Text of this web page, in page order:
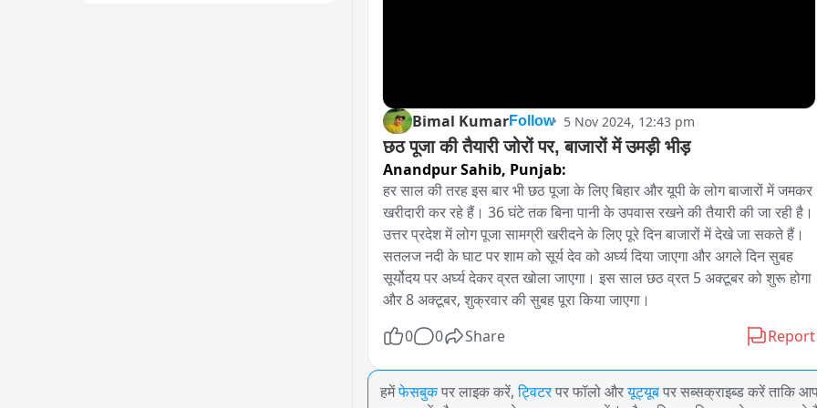
Bimal KumarFollow 5 Nov 2024, 12:43 pm
छठ पूजा की तैयारी जोरों पर, बाजारों में उमड़ी भीड़
Anandpur Sahib, Punjab:
हर साल की तरह इस बार भी छठ पूजा के लिए बिहार और यूपी के लोग बाजारों में जमकर
खरीदारी कर रहे हैं। 36 घंटे तक बिना पानी के उपवास रखने की तैयारी की जा रही है।
उत्तर प्रदेश में लोग पूजा सामग्री खरीदने के लिए पूरे दिन बाजारों में देखे जा सकते हैं।
सतलज नदी के घाट पर शाम को सूर्य देव को अर्घ्य दिया जाएगा और अगले दिन सुबह
सूर्योदय पर अर्घ्य देकर व्रत खोला जाएगा। इस साल छठ व्रत 5 अक्टूबर को शुरू होगा
और 8 अक्टूबर, शुक्रवार की सुबह पूरा किया जाएगा।
0
0 Share Report
हमेंफेसबुक पर लाइक करें, ट्विटर पर फॉलो औरयूट्यूब पर सब्सक्राइब्ड करें ताकि